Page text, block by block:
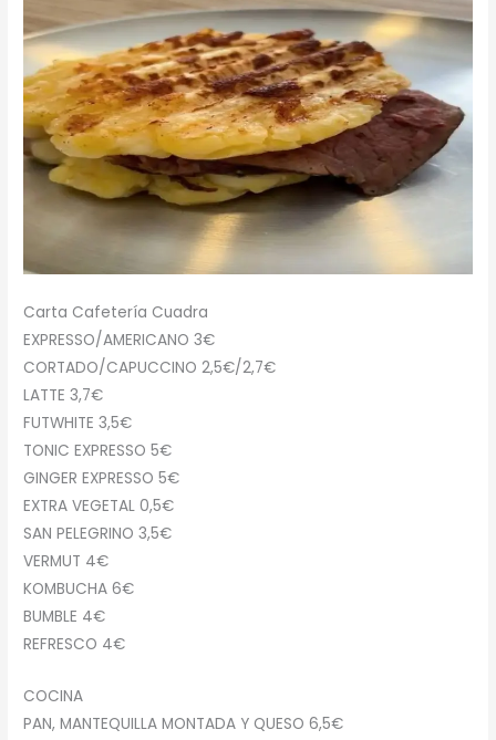
Carta Cafetería Cuadra
EXPRESSO/AMERICANO 3€
CORTADO/CAPUCCINO 2,5€/2,7€
LATTE 3,7€
FUTWHITE 3,5€
TONIC EXPRESSO 5€
GINGER EXPRESSO 5€
EXTRA VEGETAL 0,5€
SAN PELEGRINO 3,5€
VERMUT 4€
KOMBUCHA 6€
BUMBLE 4€
REFRESCO 4€
COCINA
PAN, MANTEQUILLA MONTADA Y QUESO 6,5€